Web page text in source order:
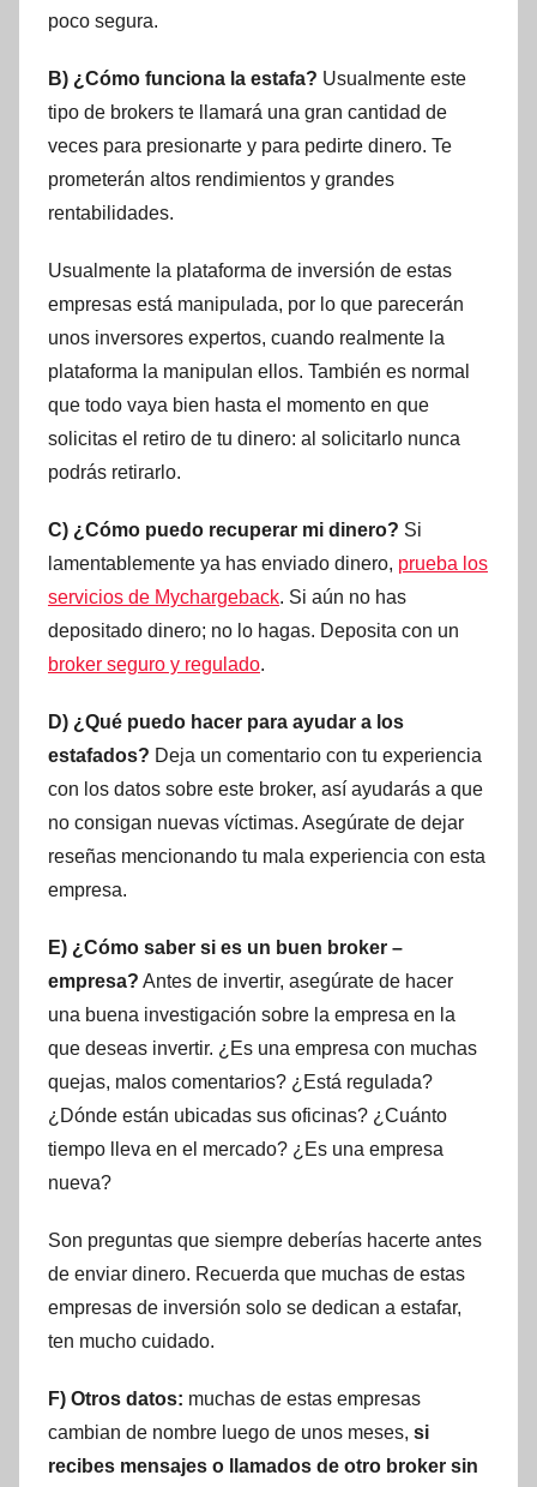
poco segura.
B) ¿Cómo funciona la estafa? Usualmente este
tipo de brokers te llamará una gran cantidad de
veces para presionarte y para pedirte dinero. Te
prometerán altos rendimientos y grandes
rentabilidades.
Usualmente la plataforma de inversión de estas
empresas está manipulada, por lo que parecerán
unos inversores expertos, cuando realmente la
plataforma la manipulan ellos. También es normal
que todo vaya bien hasta el momento en que
solicitas el retiro de tu dinero: al solicitarlo nunca
podrás retirarlo.
C) ¿Cómo puedo recuperar mi dinero? Si
lamentablemente ya has enviado dinero, prueba los
servicios de Mychargeback. Si aún no has
depositado dinero; no lo hagas. Deposita con un
broker seguro y regulado.
D) ¿Qué puedo hacer para ayudar a los
estafados? Deja un comentario con tu experiencia
con los datos sobre este broker, así ayudarás a que
no consigan nuevas víctimas. Asegúrate de dejar
reseñas mencionando tu mala experiencia con esta
empresa.
E) ¿Cómo saber si es un buen broker –
empresa? Antes de invertir, asegúrate de hacer
una buena investigación sobre la empresa en la
que deseas invertir. ¿Es una empresa con muchas
quejas, malos comentarios? ¿Está regulada?
¿Dónde están ubicadas sus oficinas? ¿Cuánto
tiempo lleva en el mercado? ¿Es una empresa
nueva?
Son preguntas que siempre deberías hacerte antes
de enviar dinero. Recuerda que muchas de estas
empresas de inversión solo se dedican a estafar,
ten mucho cuidado.
F) Otros datos: muchas de estas empresas
cambian de nombre luego de unos meses, si
recibes mensajes o llamados de otro broker sin